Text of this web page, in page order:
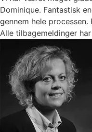
Dominique. Fantastisk
gennem hele
Alle tilbagemeldinger